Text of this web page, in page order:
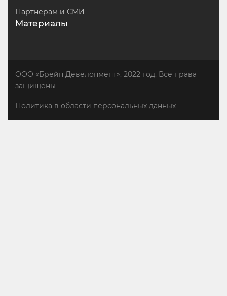
Партнерам и СМИ
Материалы
ООО «Брейн Девелопмент». 2022 год. Все права
защищены
Политика в области персональных данных